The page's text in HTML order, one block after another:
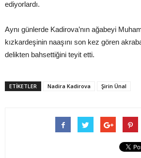
ediyorlardı.
Aynı günlerde Kadirova’nın ağabeyi
kızkardeşinin naaşını son kez gören
delikten bahsettiğini teyit etti.
ETIKETLER Nadira Kadirova Şirin Ünal